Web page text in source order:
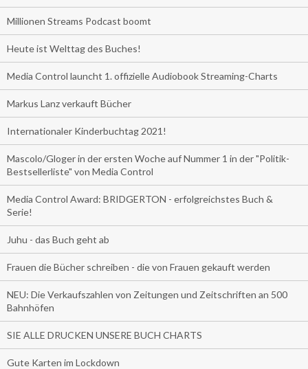
Millionen Streams Podcast boomt
Heute ist Welttag des Buches!
Media Control launcht 1. offizielle Audiobook Streaming-Charts
Markus Lanz verkauft Bücher
Internationaler Kinderbuchtag 2021!
Mascolo/Gloger in der ersten Woche auf Nummer 1 in der "Politik-
Bestsellerliste" von Media Control
Media Control Award: BRIDGERTON - erfolgreichstes Buch &
Serie!
Juhu - das Buch geht ab
Frauen die Bücher schreiben - die von Frauen gekauft werden
NEU: Die Verkaufszahlen von Zeitungen und Zeitschriften an 500
Bahnhöfen
SIE ALLE DRUCKEN UNSERE BUCH CHARTS
Gute Karten im Lockdown